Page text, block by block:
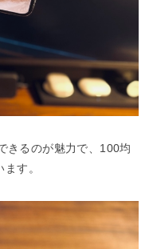
きるのが魅力で、100均
す。